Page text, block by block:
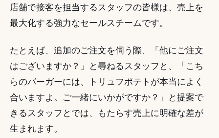
店舗で接客を担当するスタッフの皆様は、売上を
最大化する強力なセールスチームです。
たとえば、追加のご注文を伺う際、「他にご注文
はございますか？」と尋ねるスタッフと、「こち
らのバーガーには、トリュフポテトが本当によく
合いますよ。ご一緒にいかがですか？」と提案で
きるスタッフとでは、もたらす売上に明確な差が
生まれます。